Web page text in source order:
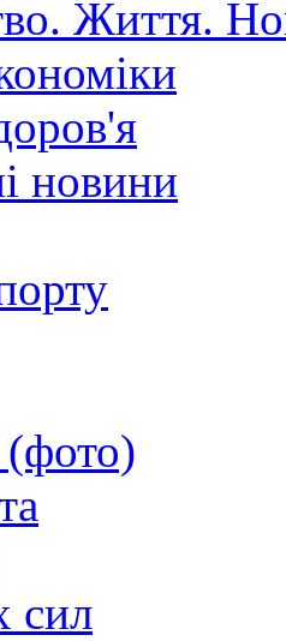
Життя.
новини
сил